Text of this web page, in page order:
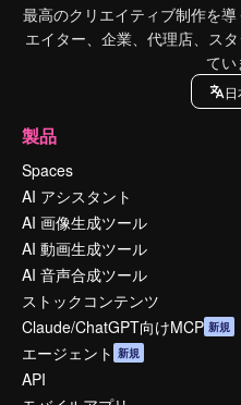
最高のクリエイティブ制作を
エイター、企業、代理店、ス
てい
製品
Spaces
AI アシスタント
AI 画像生成ツール
AI 動画生成ツール
AI 音声合成ツール
ストックコンテンツ
Claude/ChatGPT向けMCP 新規
エージェント 新規
API